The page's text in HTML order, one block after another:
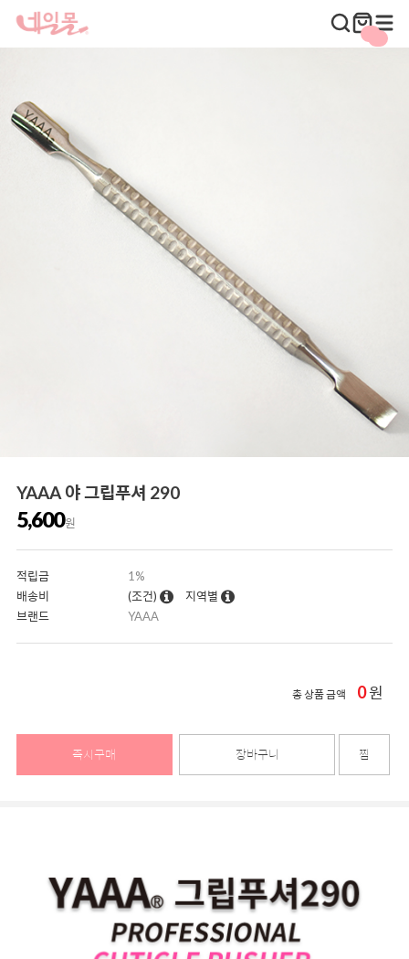
YAAA 야 그립푸셔 290
5,600원
적립금
1%
배송비
(조건)
지역별
브랜드
YAAA
총 상품 금액 0원
즉시구매 장바구니 찜